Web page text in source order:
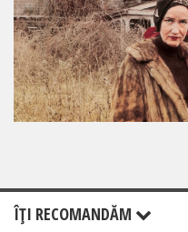
ÎŢI RECOMANDĂM